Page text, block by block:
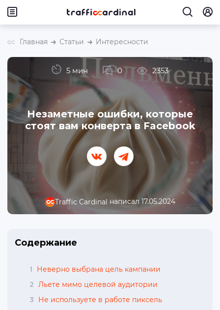
Главная Статьи Интересности
Traffic Cardinal написал 17.05.2024
Незаметные ошибки, которые
стоят вам конверта в Facebook
5 мин 0 2353
Содержание
1
Неверно выбрана цель кампании
2 Льете мимо целевой аудитории
3
Не используете в работе пиксель